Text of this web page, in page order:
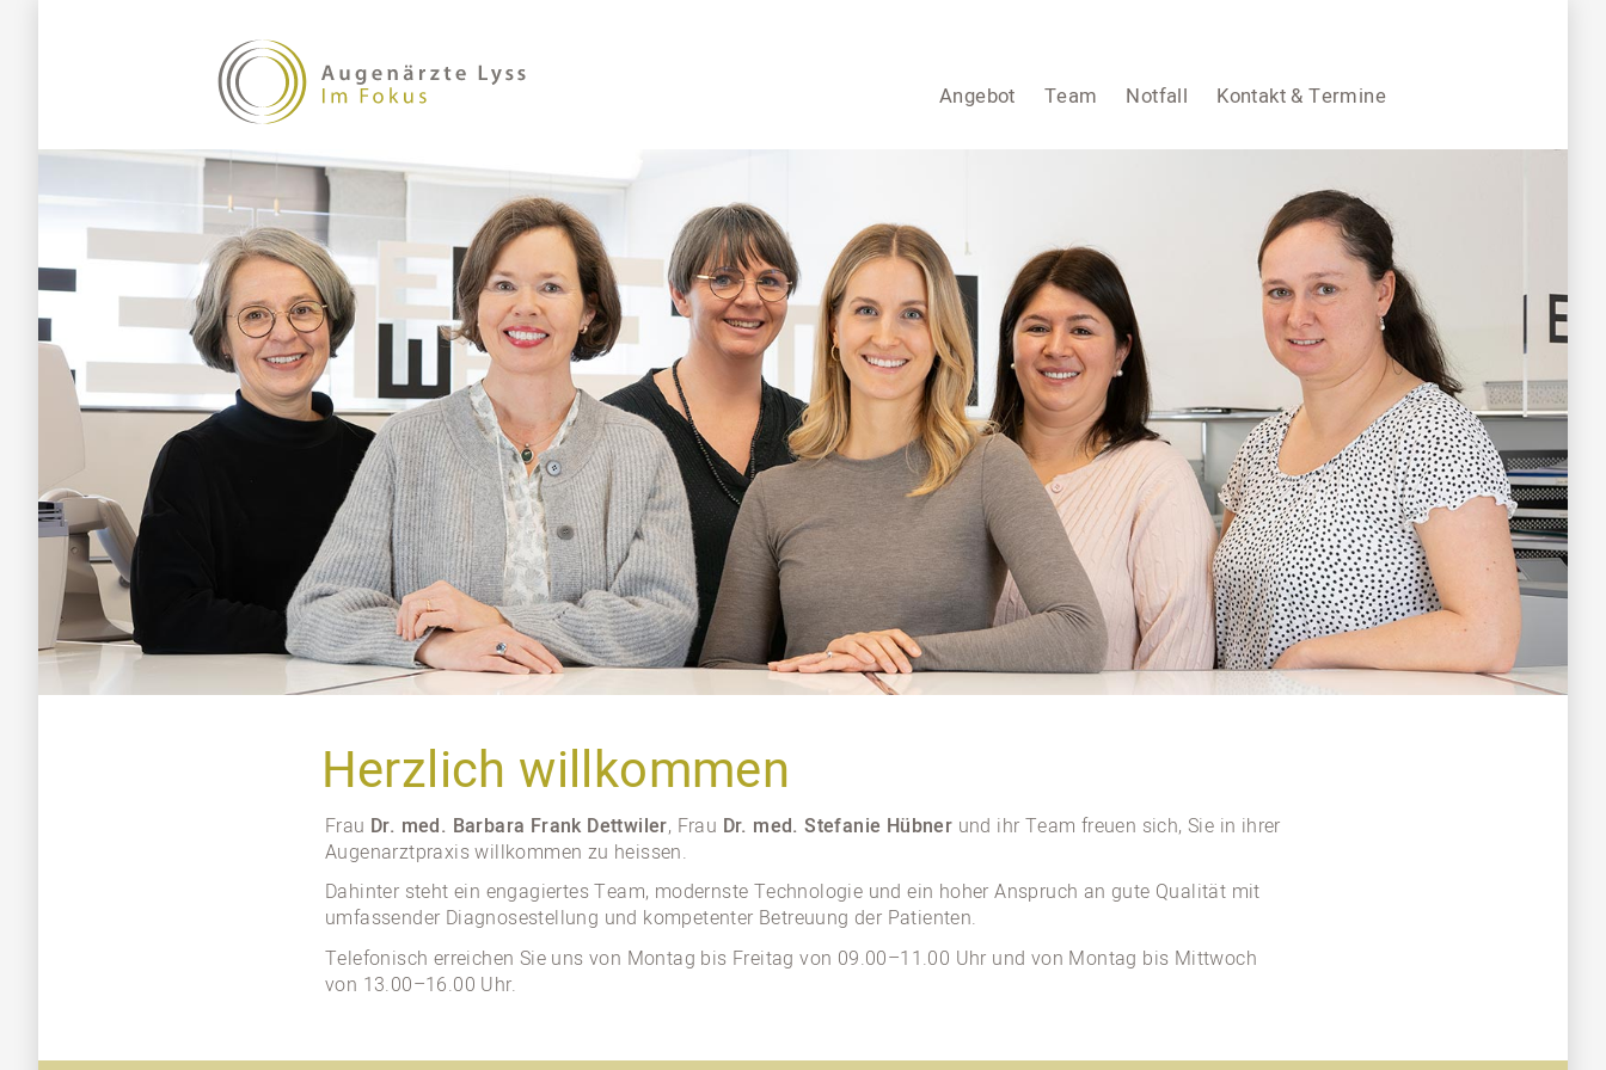
Angebot Team Notfall Kontakt & Termine
Herzlich willkommen
Frau Dr. med. Barbara Frank Dettwiler, Frau Dr. med. Stefanie Hübner und ihr Team freuen sich, Sie in ihrer
Augenarztpraxis willkommen zu heissen.
Dahinter steht ein engagiertes Team, modernste Technologie und ein hoher Anspruch an gute Qualität mit
umfassender Diagnosestellung und kompetenter Betreuung der Patienten.
Telefonisch erreichen Sie uns von Montag bis Freitag von 09.00–11.00 Uhr und von Montag bis Mittwoch
von 13.00–16.00 Uhr.